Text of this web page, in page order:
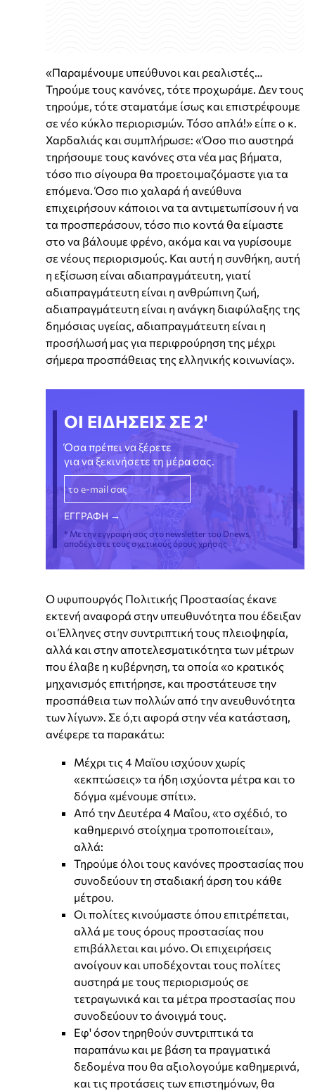
«Παραμένουμε υπεύθυνοι και ρεαλιστές…
Τηρούμε τους κανόνες, τότε προχωράμε. Δεν τους
τηρούμε, τότε σταματάμε ίσως και επιστρέφουμε
σε νέο κύκλο περιορισμών. Τόσο απλά!» είπε ο κ.
Χαρδαλιάς και συμπλήρωσε: «Όσο πιο αυστηρά
τηρήσουμε τους κανόνες στα νέα μας βήματα,
τόσο πιο σίγουρα θα προετοιμαζόμαστε για τα
επόμενα. Όσο πιο χαλαρά ή ανεύθυνα
επιχειρήσουν κάποιοι να τα αντιμετωπίσουν ή να
τα προσπεράσουν, τόσο πιο κοντά θα είμαστε
στο να βάλουμε φρένο, ακόμα και να γυρίσουμε
σε νέους περιορισμούς. Και αυτή η συνθήκη, αυτή
η εξίσωση είναι αδιαπραγμάτευτη, γιατί
αδιαπραγμάτευτη είναι η ανθρώπινη ζωή,
αδιαπραγμάτευτη είναι η ανάγκη διαφύλαξης της
δημόσιας υγείας, αδιαπραγμάτευτη είναι η
προσήλωσή μας για περιφρούρηση της μέχρι
σήμερα προσπάθειας της ελληνικής κοινωνίας».
ΟΙ ΕΙΔΗΣΕΙΣ ΣΕ 2'
Όσα πρέπει να ξέρετε
για να ξεκινήσετε τη μέρα σας.
* Με την εγγραφή σας στο newsletter του Dnews,
αποδέχεστε τους σχετικούς όρους χρήσης
Ο υφυπουργός Πολιτικής Προστασίας έκανε
εκτενή αναφορά στην υπευθυνότητα που έδειξαν
οι Έλληνες στην συντριπτική τους πλειοψηφία,
αλλά και στην αποτελεσματικότητα των μέτρων
που έλαβε η κυβέρνηση, τα οποία «ο κρατικός
μηχανισμός επιτήρησε, και προστάτευσε την
προσπάθεια των πολλών από την ανευθυνότητα
των λίγων». Σε ό,τι αφορά στην νέα κατάσταση,
ανέφερε τα παρακάτω:
Μέχρι τις 4 Μαϊου ισχύουν χωρίς
«εκπτώσεις» τα ήδη ισχύοντα μέτρα και το
δόγμα «μένουμε σπίτι».
Από την Δευτέρα 4 Μαΐου, «το σχέδιό, το
καθημερινό στοίχημα τροποποιείται»,
αλλά:
Τηρούμε όλοι τους κανόνες προστασίας που
συνοδεύουν τη σταδιακή άρση του κάθε
μέτρου.
Οι πολίτες κινούμαστε όπου επιτρέπεται,
αλλά με τους όρους προστασίας που
επιβάλλεται και μόνο. Οι επιχειρήσεις
ανοίγουν και υποδέχονται τους πολίτες
αυστηρά με τους περιορισμούς σε
τετραγωνικά και τα μέτρα προστασίας που
συνοδεύουν το άνοιγμά τους.
Εφ' όσον τηρηθούν συντριπτικά τα
παραπάνω και με βάση τα πραγματικά
δεδομένα που θα αξιολογούμε καθημερινά,
και τις προτάσεις των επιστημόνων, θα